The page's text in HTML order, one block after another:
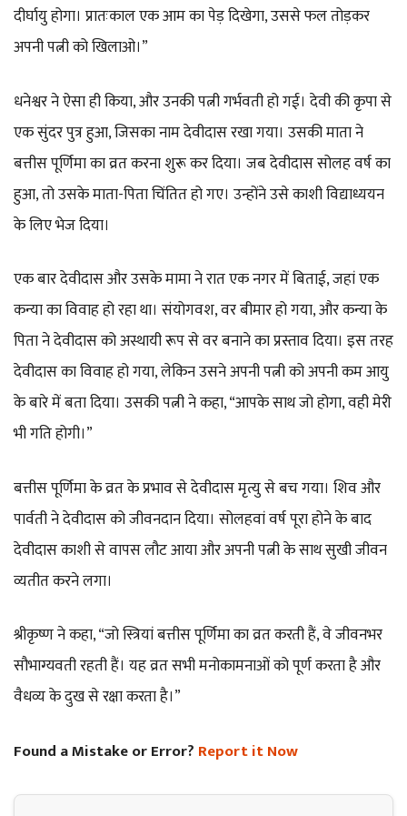
दीर्घायु होगा। प्रातःकाल एक आम का पेड़ दिखेगा, उससे फल तोड़कर
अपनी पत्नी को खिलाओ।”
धनेश्वर ने ऐसा ही किया, और उनकी पत्नी गर्भवती हो गई। देवी की कृपा से
एक सुंदर पुत्र हुआ, जिसका नाम देवीदास रखा गया। उसकी माता ने
बत्तीस पूर्णिमा का व्रत करना शुरू कर दिया। जब देवीदास सोलह वर्ष का
हुआ, तो उसके माता-पिता चिंतित हो गए। उन्होंने उसे काशी विद्याध्ययन
के लिए भेज दिया।
एक बार देवीदास और उसके मामा ने रात एक नगर में बिताई, जहां एक
कन्या का विवाह हो रहा था। संयोगवश, वर बीमार हो गया, और कन्या के
पिता ने देवीदास को अस्थायी रूप से वर बनाने का प्रस्ताव दिया। इस तरह
देवीदास का विवाह हो गया, लेकिन उसने अपनी पत्नी को अपनी कम आयु
के बारे में बता दिया। उसकी पत्नी ने कहा, “आपके साथ जो होगा, वही मेरी
भी गति होगी।”
बत्तीस पूर्णिमा के व्रत के प्रभाव से देवीदास मृत्यु से बच गया। शिव और
पार्वती ने देवीदास को जीवनदान दिया। सोलहवां वर्ष पूरा होने के बाद
देवीदास काशी से वापस लौट आया और अपनी पत्नी के साथ सुखी जीवन
व्यतीत करने लगा।
श्रीकृष्ण ने कहा, “जो स्त्रियां बत्तीस पूर्णिमा का व्रत करती हैं, वे जीवनभर
सौभाग्यवती रहती हैं। यह व्रत सभी मनोकामनाओं को पूर्ण करता है और
वैधव्य के दुख से रक्षा करता है।”
Found a Mistake or Error? Report it Now